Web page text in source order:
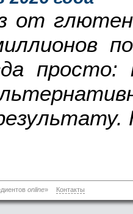
от
просто:
online» Контакты